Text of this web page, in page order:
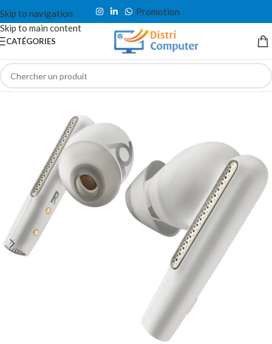
Skip to navigation
Skip to main content
Promotion
CATÉGORIES